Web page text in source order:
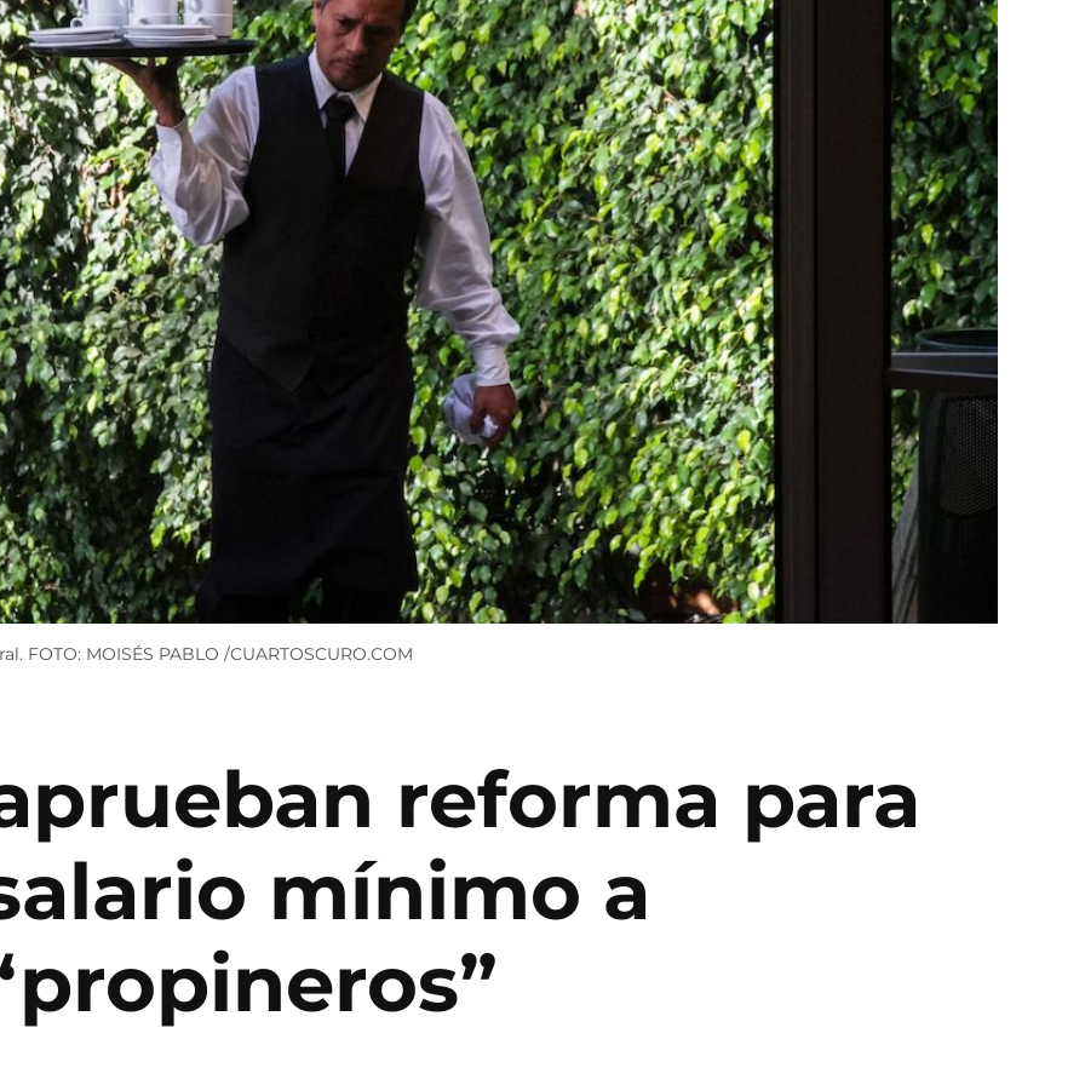
FOTO: MOISÉS PABLO /CUARTOSCURO.COM
reforma para
mínimo a